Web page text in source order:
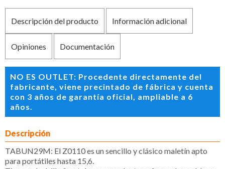
Descripción del producto Información adicional
Opiniones Documentación
NO ES OUTLET: Procedente directamente del
fabricante, viene precintado de fábrica y cuenta
con 3 años de garantía oficial, ampliable a 6
años.
Descripción
TABUN29M: El Z0110 es un sencillo y clásico maletín apto
para portátiles hasta 15,6.